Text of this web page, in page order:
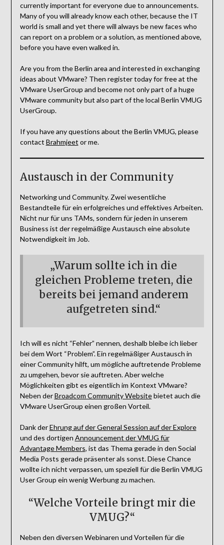
currently important for everyone due to announcements.
Many of you will already know each other, because the IT
world is small and yet there will always be new faces who
can report on a problem or a solution, as mentioned above,
before you have even walked in.
Are you from the Berlin area and interested in exchanging
ideas about VMware? Then register today for free at the
VMware UserGroup and become not only part of a huge
VMware community but also part of the local Berlin VMUG
UserGroup.
If you have any questions about the Berlin VMUG, please
contact Brahmjeet or me.
Austausch in der Community
Networking und Community. Zwei wesentliche
Bestandteile für ein erfolgreiches und effektives Arbeiten.
Nicht nur für uns TAMs, sondern für jeden in unserem
Business ist der regelmäßige Austausch eine absolute
Notwendigkeit im Job.
„Warum sollte ich in die
gleichen Probleme treten, die
bereits bei jemand anderem
aufgetreten sind.“
Ich will es nicht “Fehler” nennen, deshalb bleibe ich lieber
bei dem Wort “Problem”. Ein regelmäßiger Austausch in
einer Community hilft, um mögliche auftretende Probleme
zu umgehen, bevor sie auftreten. Aber welche
Möglichkeiten gibt es eigentlich im Kontext VMware?
Neben derBroadcom Community Websitebietet auch die
VMware UserGroup einen großen Vorteil.
Dank derEhrung auf der General Session auf der Explore
und des dortigen Announcement der VMUG für
Advantage Members, ist das Thema gerade in den Social
Media Posts gerade präsenter als sonst. Diese Chance
wollte ich nicht verpassen, um speziell für die Berlin VMUG
User Group ein wenig Werbung zu machen.
“Welche Vorteile bringt mir die
VMUG?“
Neben den diversen Webinaren und Vorteilen für die